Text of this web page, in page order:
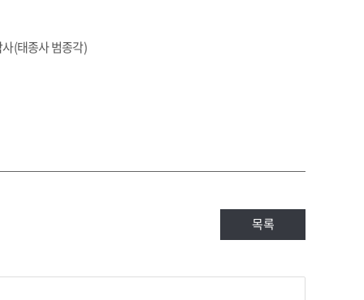
(태종사 범종각)
목록